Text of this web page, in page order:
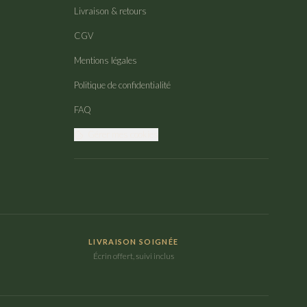
Livraison & retours
CGV
Mentions légales
Politique de confidentialité
FAQ
LIVRAISON SOIGNÉE
Écrin offert, suivi inclus